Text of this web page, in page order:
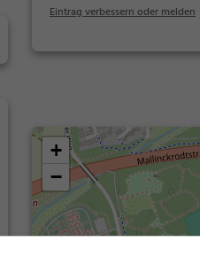
Eintrag verbessern oder melden
+
−